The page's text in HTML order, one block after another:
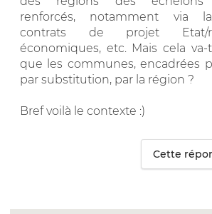
renforcés, notamment via
contrats de projet Etat/
économiques, etc. Mais cela
que les communes, encadrées
par substitution, par la région ?
Bref voilà le contexte :)
Cette